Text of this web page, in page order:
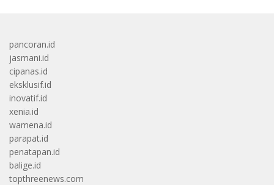
pancoran.id
jasmani.id
cipanas.id
eksklusif.id
inovatif.id
xenia.id
wamena.id
parapat.id
penatapan.id
balige.id
topthreenews.com